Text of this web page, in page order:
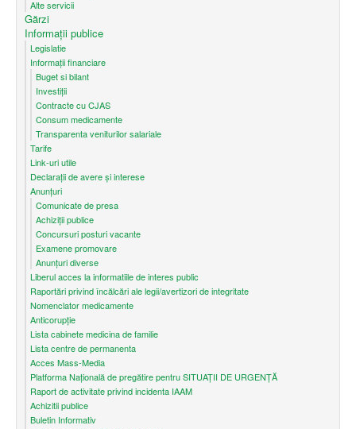
Alte servicii
Gărzi
Informații publice
Legislatie
Informații financiare
Buget si bilant
Investiții
Contracte cu CJAS
Consum medicamente
Transparenta veniturilor salariale
Tarife
Link-uri utile
Declarații de avere și interese
Anunțuri
Comunicate de presa
Achiziții publice
Concursuri posturi vacante
Examene promovare
Anunțuri diverse
Liberul acces la informatiile de interes public
Raportări privind încălcări ale legii/avertizori de integritate
Nomenclator medicamente
Anticorupție
Lista cabinete medicina de familie
Lista centre de permanenta
Acces Mass-Media
Platforma Națională de pregătire pentru SITUAȚII DE URGENȚĂ
Raport de activitate privind incidenta IAAM
Achizitii publice
Buletin Informativ